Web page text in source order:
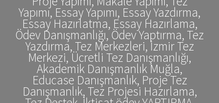
Yapımı, Essay Yapımı, Essay Yazdırma,
Essay Hazırlatma, Essay Hazırlama,
Ödev Danışmanlığı, Ödev Yaptırma, Tez
Yazdırma, Tez Merkezleri, İzmir Tez
Merkezi, Ücretli Tez Danışmanlığı,
Akademik Danışmanlık Muğla,
Educase Danışmanlık, Proje Tez
Danışmanlık, Tez Projesi Hazırlama,